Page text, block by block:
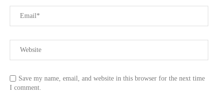
Save my name, email, and website in this browser for the next time
I comment.